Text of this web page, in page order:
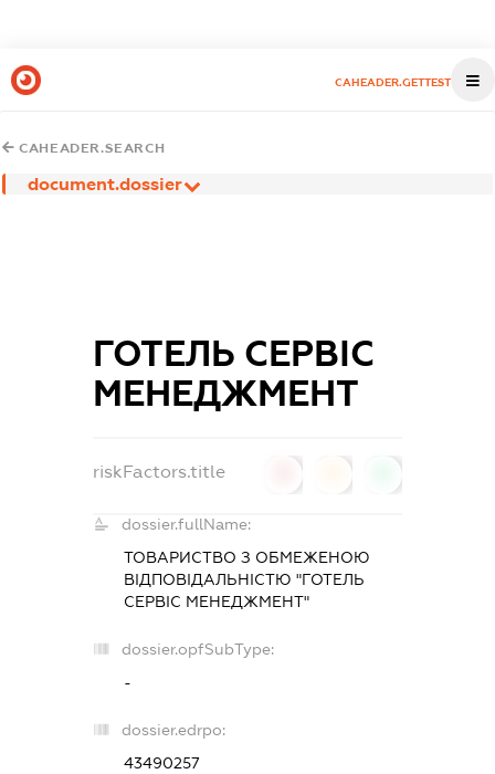
CAHEADER.GETTEST
CAHEADER.SEARCH
document.dossier
ГОТЕЛЬ СЕРВІС
МЕНЕДЖМЕНТ
riskFactors.title
dossier.fullName:
ТОВАРИСТВО З ОБМЕЖЕНОЮ
ВІДПОВІДАЛЬНІСТЮ "ГОТЕЛЬ
СЕРВІС МЕНЕДЖМЕНТ"
dossier.opfSubType:
-
dossier.edrpo:
43490257